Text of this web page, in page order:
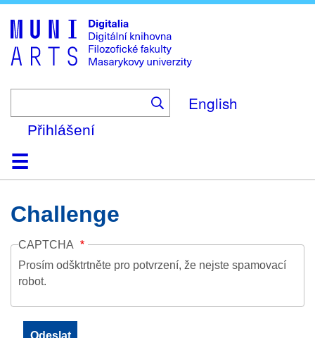
to
main
content
English
Přihlášení
DomůKolekce
Prohlížení
Vyhledávání
O platformě
Nápověda
KontaktDigitalia
Challenge
CAPTCHA
Prosím odšktrtněte pro potvrzení, že nejste spamovací
robot.